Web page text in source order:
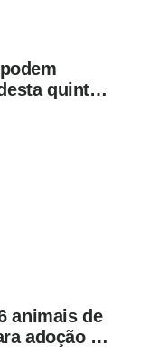
quinta-
animais de
adoção no